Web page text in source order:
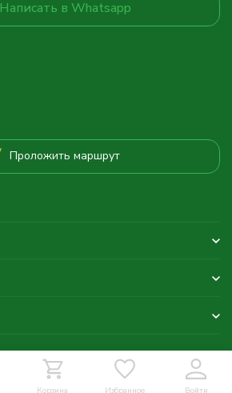
Корзина Избранное Войти
Написать в Whatsapp
Проложить маршрут